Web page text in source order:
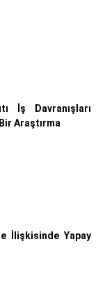
İş Davranışları
Araştırma
İlişkisinde Yapay